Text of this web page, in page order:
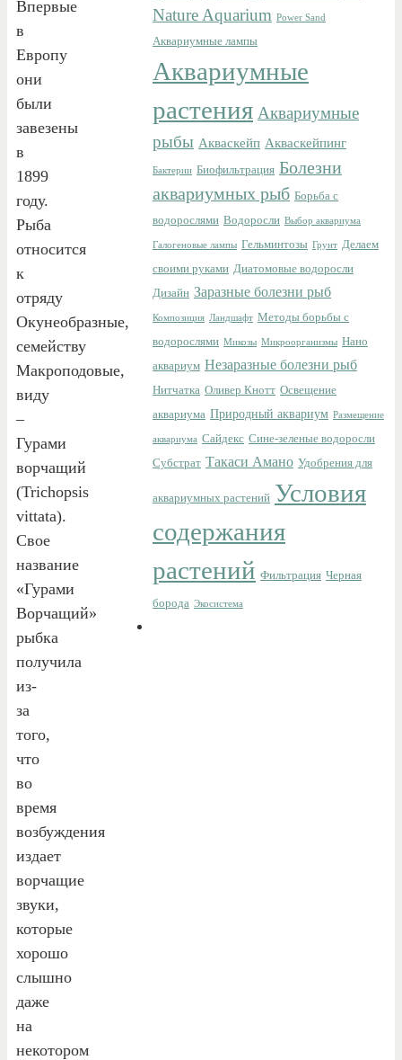
Впервые
в
Европу
они
были
завезены
в
1899
году.
Рыба
относится
к
отряду
Окунеобразные,
семейству
Макроподовые,
виду
–
Гурами
ворчащий
(Trichopsis
vittata).
Свое
название
«Гурами
Ворчащий»
рыбка
получила
из-
за
того,
что
во
время
возбуждения
издает
ворчащие
звуки,
которые
хорошо
слышно
даже
на
некотором
Nature Aquarium Power Sand
Аквариумные лампы
Аквариумные
растения Аквариумные
рыбы Акваскейп Акваскейпинг
Бактерии Биофильтрация Болезни
аквариумных рыб Борьба с
водорослями Водоросли Выбор аквариума
Галогеновые лампы Гельминтозы Грунт Делаем
своими руками Диатомовые водоросли
Дизайн Заразные болезни рыб
Композиция Ландшафт Методы борьбы с
водорослями Микозы Микроорганизмы Нано
аквариум Незаразные болезни рыб
Нитчатка Оливер Кнотт Освещение
аквариума Природный аквариум Размещение
аквариума Сайдекс Сине-зеленые водоросли
Субстрат Такаси Амано Удобрения для
аквариумных растений Условия
содержания
растений Фильтрация Черная
борода Экосистема